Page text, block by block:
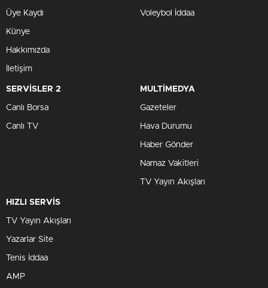
Üye Kaydı
Künye
Hakkımızda
İletişim
Voleybol İddaa
SERVİSLER 2
Canlı Borsa
Canlı TV
MULTİMEDYA
Gazeteler
Hava Durumu
Haber Gönder
Namaz Vakitleri
TV Yayın Akışları
HIZLI SERVİS
TV Yayın Akışları
Yazarlar Site
Tenis İddaa
AMP